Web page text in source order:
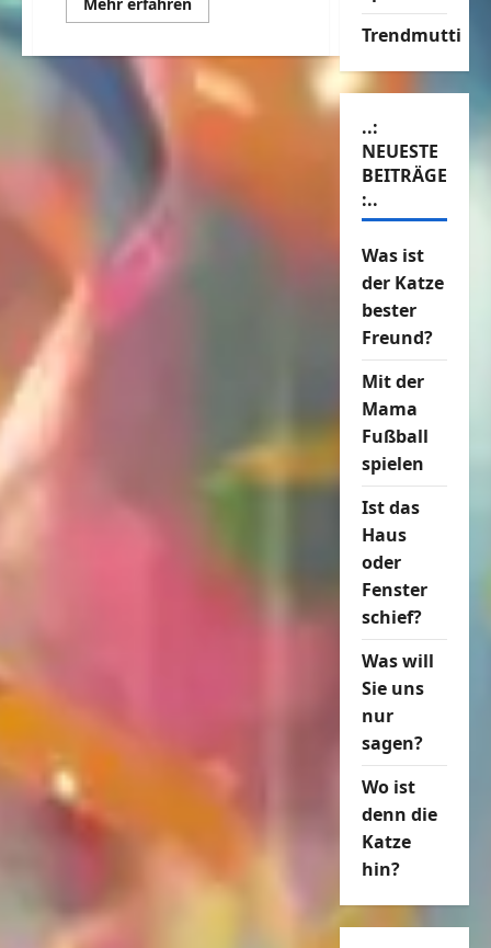
Informationen
weg,
das
ist
mein
Trendmutti
..:
NEUESTE
BEITRÄGE
:..
Was ist
der Katze
bester
Freund?
Mit der
Mama
Fußball
spielen
Ist das
Haus
oder
Fenster
schief?
Was will
Sie uns
nur
sagen?
Wo ist
denn die
Katze
hin?